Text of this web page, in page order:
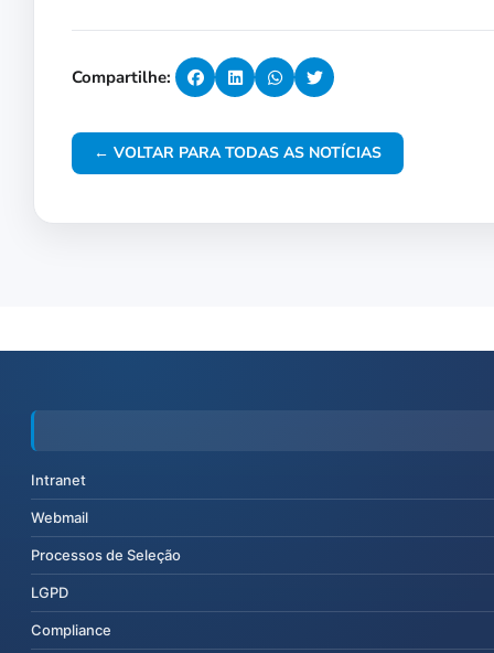
Compartilhe:
← VOLTAR PARA TODAS AS NOTÍCIAS
Intranet
Webmail
Processos de Seleção
LGPD
Compliance